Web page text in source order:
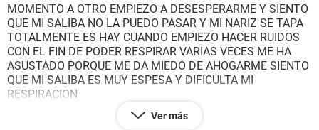
GLOSARIO
MOMENTO A OTRO EMPIEZO A DESESPERARME Y SIENTO
QUE MI SALIBA NO LA PUEDO PASAR Y MI NARIZ SE TAPA
TOTALMENTE ES HAY CUANDO EMPIEZO HACER RUIDOS
CON EL FIN DE PODER RESPIRAR VARIAS VECES ME HA
ASUSTADO PORQUE ME DA MIEDO DE AHOGARME SIENTO
QUE MI SALIBA ES MUY ESPESA Y DIFICULTA MI
RESPIRACION
CUAL ES LA CAUSA Y QUE NOMBRE TIENE ESTE
PROBLEMA AL DORMIR ME GUSTARIA QUE ME DE
Ver más